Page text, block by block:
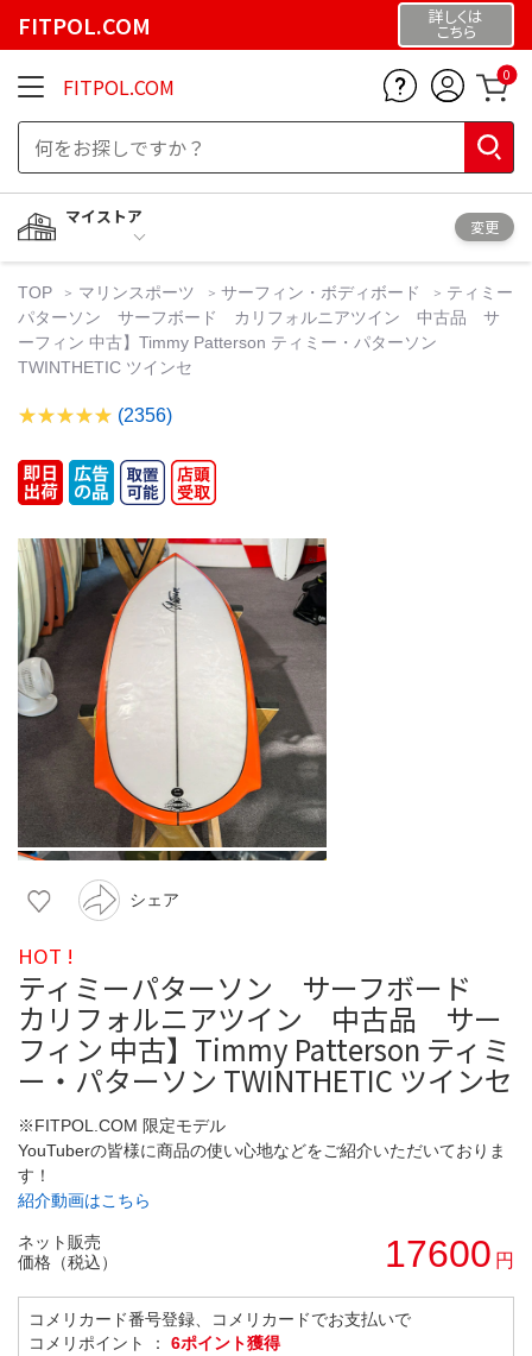
FITPOL.COM 詳しくは
こちら
FITPOL.COM 0
マイストア
変更
TOP マリンスポーツ サーフィン・ボディボード
ティミー
パターソン サーフボード カリフォルニアツイン 中古品 サ
ーフィン 中古】Timmy Patterson ティミー・パターソン
TWINTHETIC ツインセ
(2356)
シェア
HOT !
ティミーパターソン サーフボード
カリフォルニアツイン 中古品 サー
フィン 中古】Timmy Patterson ティミ
ー・パターソン TWINTHETIC ツインセ
※FITPOL.COM 限定モデル
YouTuberの皆様に商品の使い心地などをご紹介いただいておりま
す！
紹介動画はこちら
ネット販売
価格（税込）
17600 円
コメリカード番号登録、コメリカードでお支払いで
コメリポイント ： 6ポイント獲得